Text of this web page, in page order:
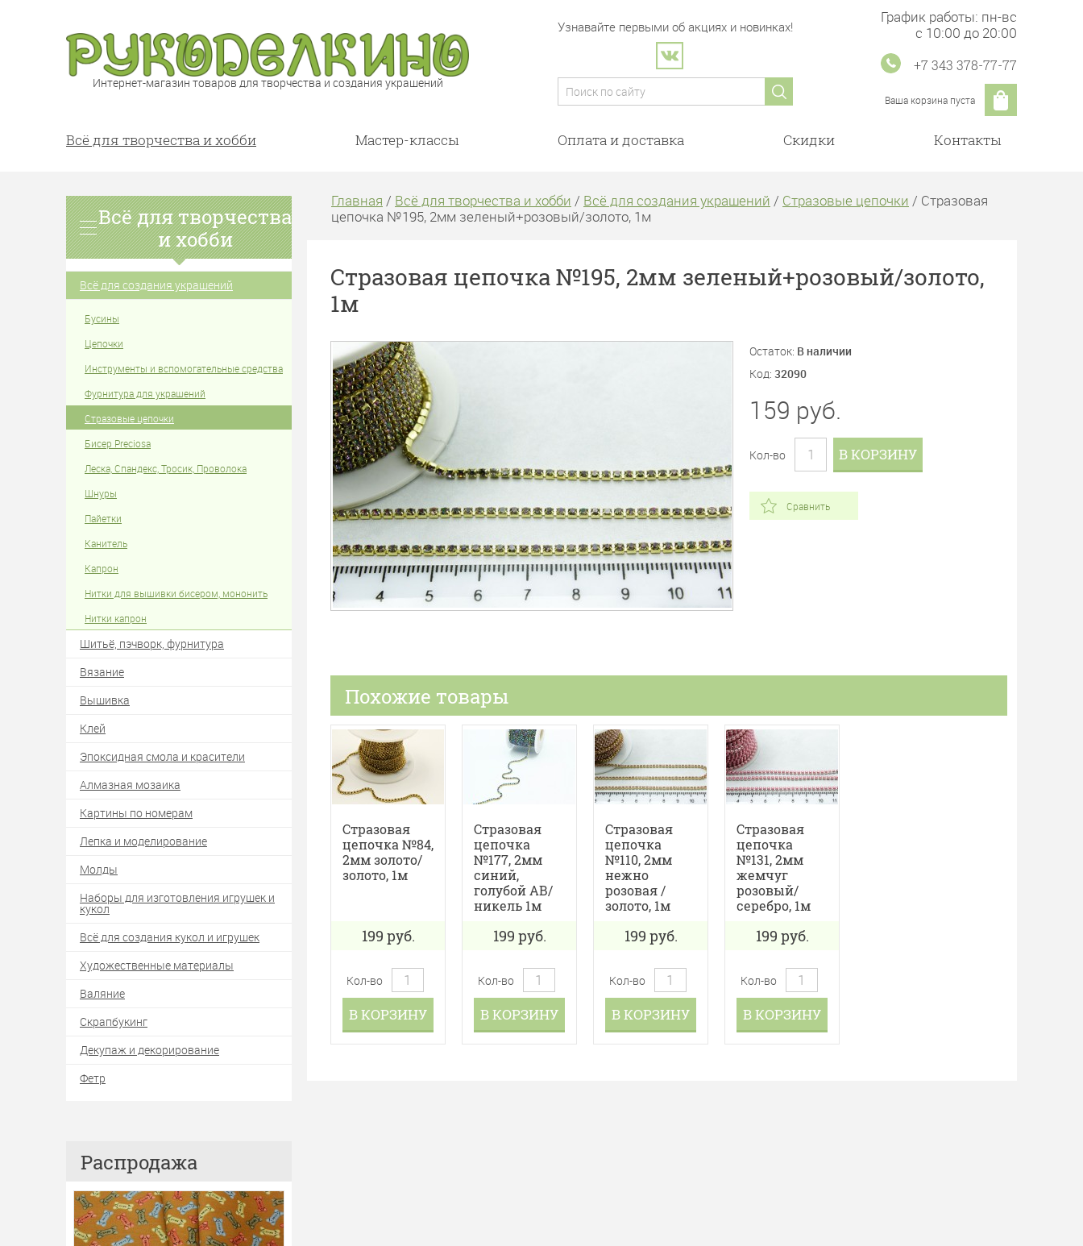
Интернет-магазин товаров для творчества и создания украшений
Узнавайте первыми об акциях и новинках!
График работы: пн-вс
с 10:00 до 20:00
+7 343 378-77-77
Ваша корзина пуста
Всё для творчества и хобби Мастер-классы Оплата и доставка Скидки Контакты
Всё для творчества
и хобби
Всё для создания украшений
Бусины
Цепочки
Инструменты и вспомогательные средства
Фурнитура для украшений
Стразовые цепочки
Бисер Preciosa
Леска, Спандекс, Тросик, Проволока
Шнуры
Пайетки
Канитель
Капрон
Нитки для вышивки бисером, мононить
Нитки капрон
Шитьё, пэчворк, фурнитура
Вязание
Вышивка
Клей
Эпоксидная смола и красители
Алмазная мозаика
Картины по номерам
Лепка и моделирование
Молды
Наборы для изготовления игрушек и
кукол
Всё для создания кукол и игрушек
Художественные материалы
Валяние
Скрапбукинг
Декупаж и декорирование
Фетр
Распродажа
Главная / Всё для творчества и хобби / Всё для создания украшений / Стразовые цепочки / Стразовая
цепочка №195, 2мм зеленый+розовый/золото, 1м
Стразовая цепочка №195, 2мм зеленый+розовый/золото,
1м
Остаток: В наличии
Код: 32090
159 руб.
Кол-во В КОРЗИНУ
Сравнить
Похожие товары
Стразовая
цепочка №84,
2мм золото/
золото, 1м
199 руб.
Кол-во
В КОРЗИНУ
Стразовая
цепочка
№177, 2мм
синий,
голубой АВ/
никель 1м
199 руб.
Кол-во
В КОРЗИНУ
Стразовая
цепочка
№110, 2мм
нежно
розовая /
золото, 1м
199 руб.
Кол-во
В КОРЗИНУ
Стразовая
цепочка
№131, 2мм
жемчуг
розовый/
серебро, 1м
199 руб.
Кол-во
В КОРЗИНУ